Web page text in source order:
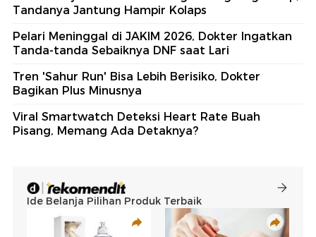
Tandanya Jantung Hampir Kolaps
Pelari Meninggal di JAKIM 2026, Dokter Ingatkan
Tanda-tanda Sebaiknya DNF saat Lari
Tren 'Sahur Run' Bisa Lebih Berisiko, Dokter
Bagikan Plus Minusnya
Viral Smartwatch Deteksi Heart Rate Buah
Pisang, Memang Ada Detaknya?